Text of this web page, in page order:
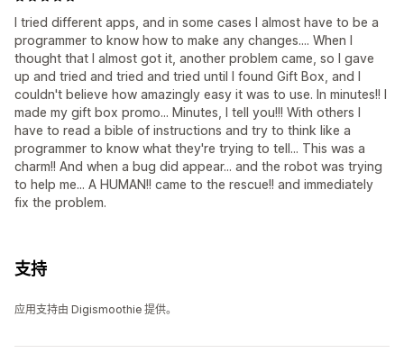
I tried different apps, and in some cases I almost have to be a
programmer to know how to make any changes.... When I
thought that I almost got it, another problem came, so I gave
up and tried and tried and tried until I found Gift Box, and I
couldn't believe how amazingly easy it was to use. In minutes!! I
made my gift box promo... Minutes, I tell you!!! With others I
have to read a bible of instructions and try to think like a
programmer to know what they're trying to tell... This was a
charm!! And when a bug did appear... and the robot was trying
to help me... A HUMAN!! came to the rescue!! and immediately
fix the problem.
支持
应用支持由 Digismoothie 提供。